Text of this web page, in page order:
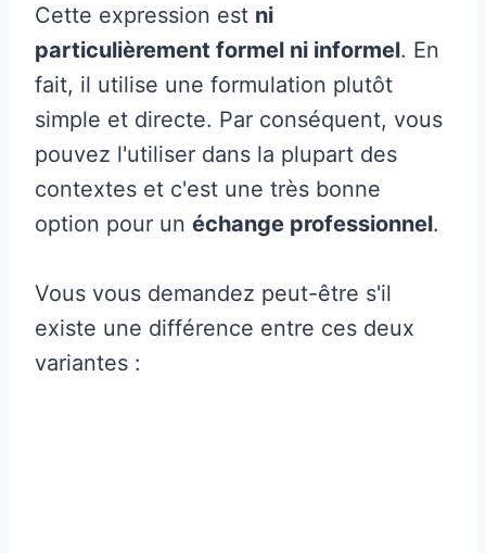
Cette expression est ni
particulièrement formel ni informel. En
fait, il utilise une formulation plutôt
simple et directe. Par conséquent, vous
pouvez l'utiliser dans la plupart des
contextes et c'est une très bonne
option pour un échange professionnel.
Vous vous demandez peut-être s'il
existe une différence entre ces deux
variantes :